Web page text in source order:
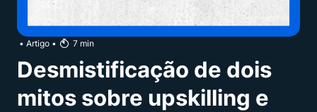
• Artigo • 7 min
Desmistificação de dois
mitos sobre upskilling e